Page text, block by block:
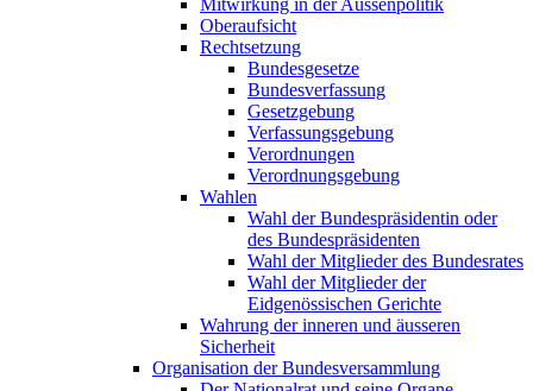
Mitwirkung in der Aussenpolitik
Oberaufsicht
Rechtsetzung
Bundesgesetze
Bundesverfassung
Gesetzgebung
Verfassungsgebung
Verordnungen
Verordnungsgebung
Wahlen
Wahl der Bundespräsidentin oder
des Bundespräsidenten
Wahl der Mitglieder des Bundesrates
Wahl der Mitglieder der
Eidgenössischen Gerichte
Wahrung der inneren und äusseren
Sicherheit
Organisation der Bundesversammlung